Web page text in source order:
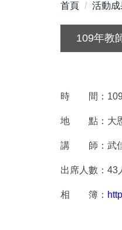
首頁 活動成
109年教
時 間：109
地 點：大恩
講 師：武佳
出席人數：43
相 簿：